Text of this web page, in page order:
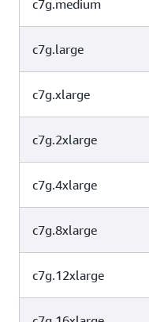
与 R7a 实例相比，内
多达 192 个 vCPU，
高达 75 Gbps 的网络
基于AWS Nitro System
合）构建
支持采用 AMD 安全内
支持 AVX-512、VNNI
c7g.medium
vCPU
1
c7g.large
vCPU
2
c7g.xlarge
vCPU
4
c7g.2xlarge
vCPU
8
c7g.4xlarge
vCPU
16
c7g.8xlarge
vCPU
c7g.12xlarge
vCPU